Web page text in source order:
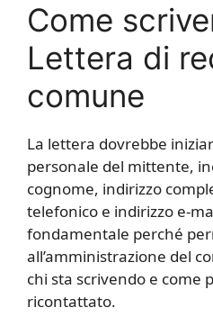
Come
Lettera di
comune
La lettera dovrebbe
personale del mittente,
cognome, indirizzo
telefonico e indirizzo e-
fondamentale perché
all’amministrazione del
chi sta scrivendo e come
ricontattato.